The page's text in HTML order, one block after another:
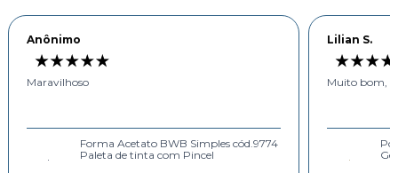
Anônimo
Maravilhoso
Forma Acetato BWB Simples cód.9774
Paleta de tinta com Pincel
Lilian S.
Muito bom,
Pó